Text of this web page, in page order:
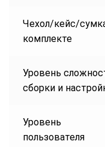
Чехол/кейс/
комплекте
Уровень
сборки и
Уровень
пользователя